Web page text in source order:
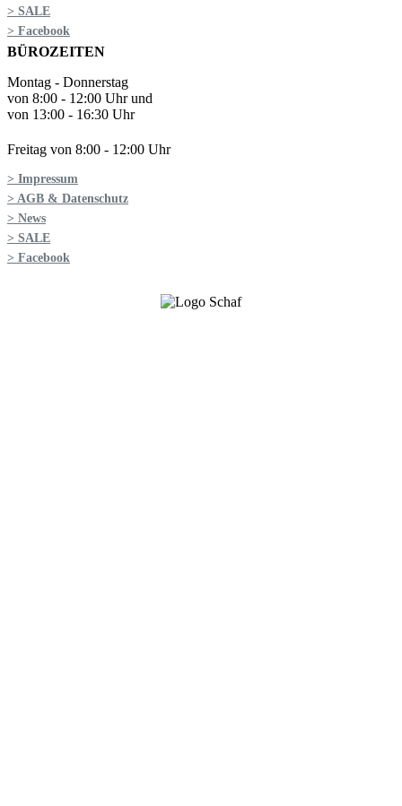
> SALE
> Facebook
BÜROZEITEN
Montag - Donnerstag
von 8:00 - 12:00 Uhr und
von 13:00 - 16:30 Uhr
Freitag von 8:00 - 12:00 Uhr
> Impressum
> AGB & Datenschutz
> News
> SALE
> Facebook